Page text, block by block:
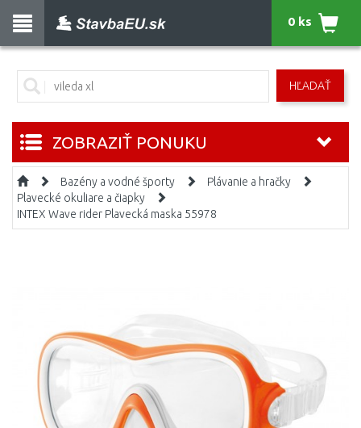
HĽADAŤ
0 ks
ZOBRAZIŤ PONUKU
Bazény a vodné športy
Plávanie a hračky
Plavecké okuliare a čiapky
INTEX Wave rider Plavecká maska 55978